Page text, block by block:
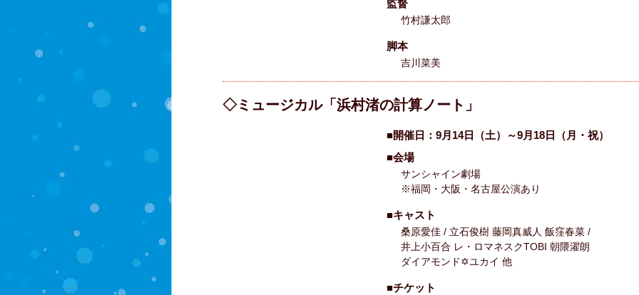
監督
竹村謙太郎
脚本
吉川菜美
◇ミュージカル「浜村渚の計算ノート」
■開催日：9月14日（土）～9月18日（月・祝）
■会場
サンシャイン劇場
※福岡・大阪・名古屋公演あり
■キャスト
桑原愛佳 / 立石俊樹 藤岡真威人 飯窪春菜 /
井上小百合 レ・ロマネスクTOBI 朝隈濯朗
ダイアモンド✡ユカイ 他
■チケット